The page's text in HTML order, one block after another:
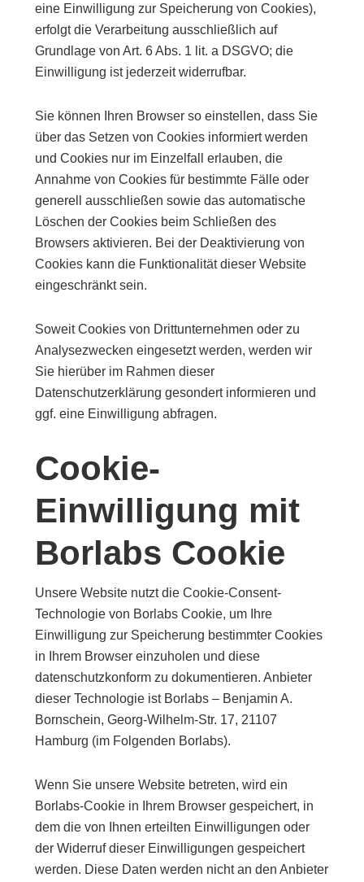
eine Einwilligung zur Speicherung von Cookies),
erfolgt die Verarbeitung ausschließlich auf
Grundlage von Art. 6 Abs. 1 lit. a DSGVO; die
Einwilligung ist jederzeit widerrufbar.
Sie können Ihren Browser so einstellen, dass Sie
über das Setzen von Cookies informiert werden
und Cookies nur im Einzelfall erlauben, die
Annahme von Cookies für bestimmte Fälle oder
generell ausschließen sowie das automatische
Löschen der Cookies beim Schließen des
Browsers aktivieren. Bei der Deaktivierung von
Cookies kann die Funktionalität dieser Website
eingeschränkt sein.
Soweit Cookies von Drittunternehmen oder zu
Analysezwecken eingesetzt werden, werden wir
Sie hierüber im Rahmen dieser
Datenschutzerklärung gesondert informieren und
ggf. eine Einwilligung abfragen.
Cookie-
Einwilligung mit
Borlabs Cookie
Unsere Website nutzt die Cookie-Consent-
Technologie von Borlabs Cookie, um Ihre
Einwilligung zur Speicherung bestimmter Cookies
in Ihrem Browser einzuholen und diese
datenschutzkonform zu dokumentieren. Anbieter
dieser Technologie ist Borlabs – Benjamin A.
Bornschein, Georg-Wilhelm-Str. 17, 21107
Hamburg (im Folgenden Borlabs).
Wenn Sie unsere Website betreten, wird ein
Borlabs-Cookie in Ihrem Browser gespeichert, in
dem die von Ihnen erteilten Einwilligungen oder
der Widerruf dieser Einwilligungen gespeichert
werden. Diese Daten werden nicht an den Anbieter